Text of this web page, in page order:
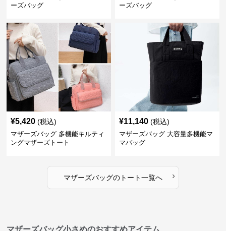
ーズバッグ
ーズバッグ
¥5,420 (税込)
マザーズバッグ 多機能キルティ
ングマザーズトート
¥11,140 (税込)
マザーズバッグ 大容量多機能マ
マバッグ
マザーズバッグのトート一覧へ ›
マザーズバッグ小さめのおすすめアイテム